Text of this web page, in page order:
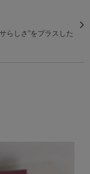
らしさ”をプラスした